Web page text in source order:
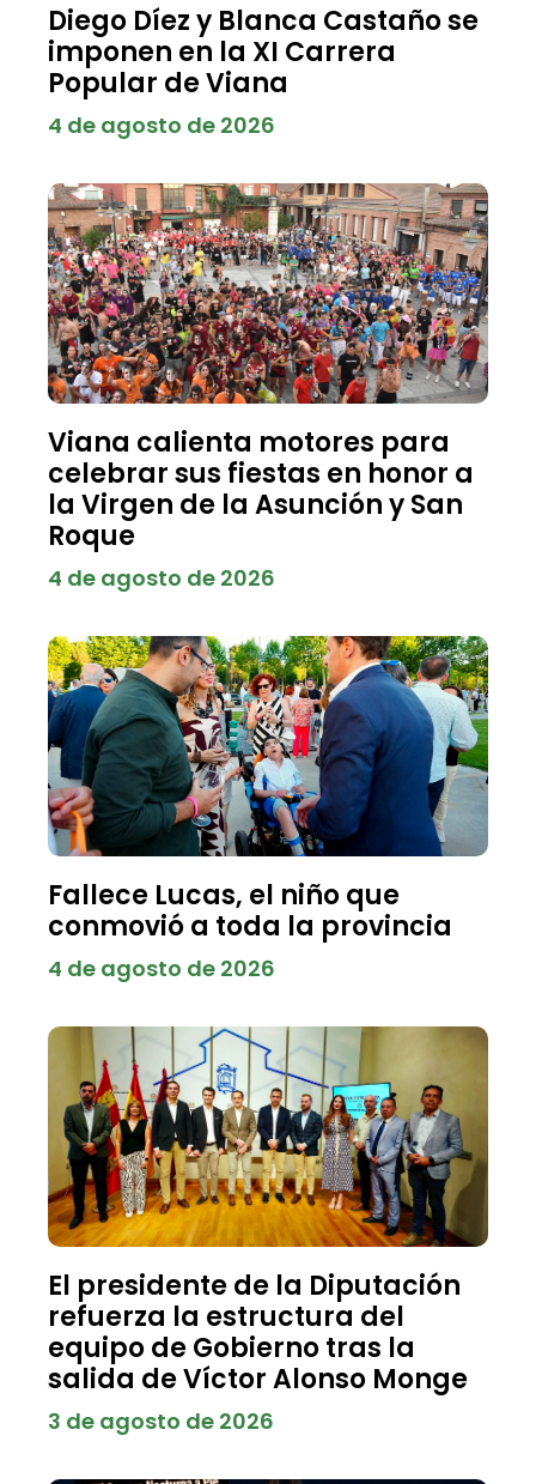
Diego Díez y Blanca Castaño se
imponen en la XI Carrera
Popular de Viana
4 de agosto de 2026
Viana calienta motores para
celebrar sus fiestas en honor a
la Virgen de la Asunción y San
Roque
4 de agosto de 2026
Fallece Lucas, el niño que
conmovió a toda la provincia
4 de agosto de 2026
El presidente de la Diputación
refuerza la estructura del
equipo de Gobierno tras la
salida de Víctor Alonso Monge
3 de agosto de 2026